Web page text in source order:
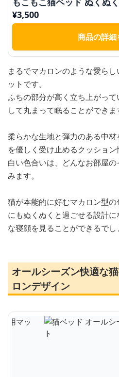
¥3,500
商品の詳細
まるでマカロンのような愛ら
ットです。
ふちの部分が高く立ち上がっ
して丸まって眠ることができま
柔らかな生地と弾力のある中
を優しく受け止めるクッション
白い色合いは、どんなお部屋
みます。
猫が本能的に好むマカロン型
にもぬくぬくと過ごせる設計
な寝顔を見ることができるでし
オールシーズン快適な
ロンデザイン